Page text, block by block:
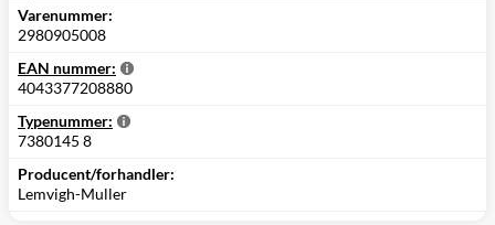
Varenummer:
2980905008
EAN nummer:
4043377208880
Typenummer:
7380145 8
Producent/forhandler:
Lemvigh-Muller